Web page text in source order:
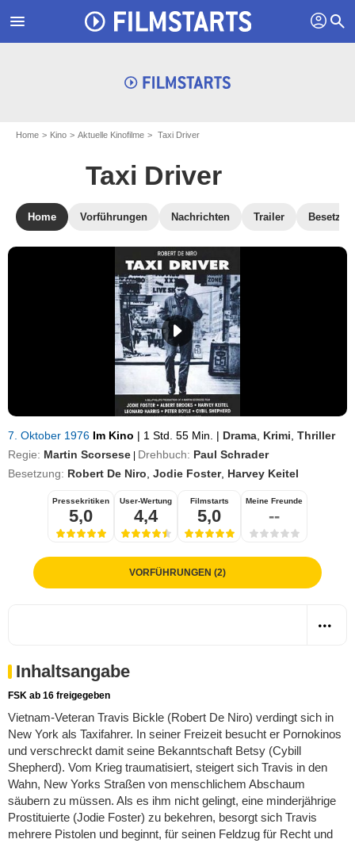
menu profil search
Home Kino Aktuelle Kinofilme Taxi Driver
Taxi Driver
Home Vorführungen Nachrichten Trailer
7. Oktober 1976 Im Kino | 1 Std. 55 Min. | Drama Krimi Thriller
Regie: Martin Scorsese Drehbuch: Paul Schrader
Besetzung: Robert De Niro Jodie Foster, Harvey Keitel
Pressekritiken
5,0
User-Wertung
4,4
Filmstarts
5,0
Meine Freunde
--
VORFÜHRUNGEN (2)
Inhaltsangabe
FSK ab 16 freigegeben
Vietnam-Veteran Travis Bickle (Robert De Niro) verdingt sich in
New York als Taxifahrer. In seiner Freizeit besucht er Pornokinos
und verschreckt damit seine Bekanntschaft Betsy (Cybill
Shepherd). Vom Krieg traumatisiert, steigert sich Travis in den
Wahn, New Yorks Straßen von menschlichem Abschaum
säubern zu müssen. Als es ihm nicht gelingt, eine minderjährige
Prostituierte (Jodie Foster) zu bekehren, besorgt sich Travis
mehrere Pistolen und beginnt, für seinen Feldzug für Recht und